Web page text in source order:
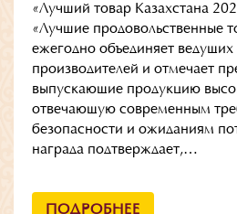
«Лучший товар Казахстана
«Лучшие продовольственные
ежегодно объединяет ведущих
производителей и отмечает
выпускающие продукцию
отвечающую современным
безопасности и ожиданиям
награда подтверждает,…
ПОДРОБНЕЕ